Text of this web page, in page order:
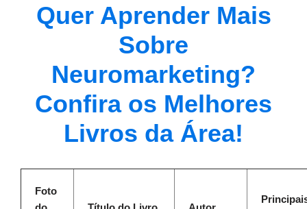
Quer Aprender Mais
Sobre
Neuromarketing?
Confira os Melhores
Livros da Área!
Foto